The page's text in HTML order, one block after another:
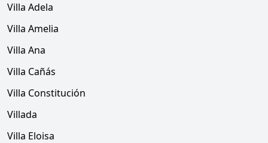
Villa Adela
Villa Amelia
Villa Ana
Villa Cañás
Villa Constitución
Villada
Villa Eloisa